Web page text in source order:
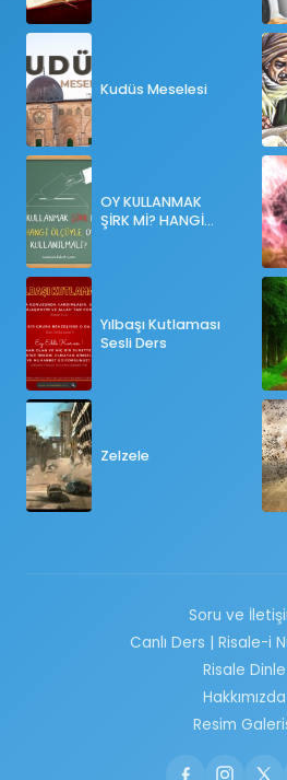
Kudüs Meselesi
OY KULLANMAK
ŞİRK Mİ? HANGİ
Yılbaşı Kutlaması
Sesli Ders
Zelzele
Soru ve
Canlı Ders | Risale-i
Risale Dinle
Hakkımızda
Resim